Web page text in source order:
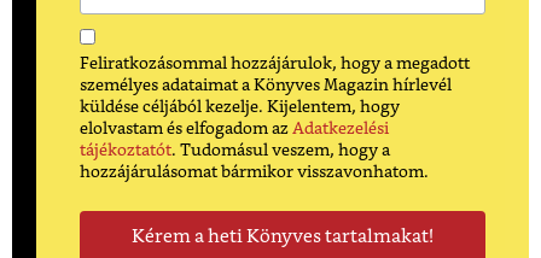
Feliratkozásommal hozzájárulok, hogy a megadott
személyes adataimat a Könyves Magazin hírlevél
küldése céljából kezelje. Kijelentem, hogy
elolvastam és elfogadom az Adatkezelési
tájékoztatót. Tudomásul veszem, hogy a
hozzájárulásomat bármikor visszavonhatom.